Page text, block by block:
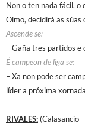
Non o ten nada fácil,
Olmo, decidirá as
Ascende se:
– Gaña tres partidos e
É campeon de liga se:
– Xa non pode ser
líder a próxima
RIVALES: (Calasancio